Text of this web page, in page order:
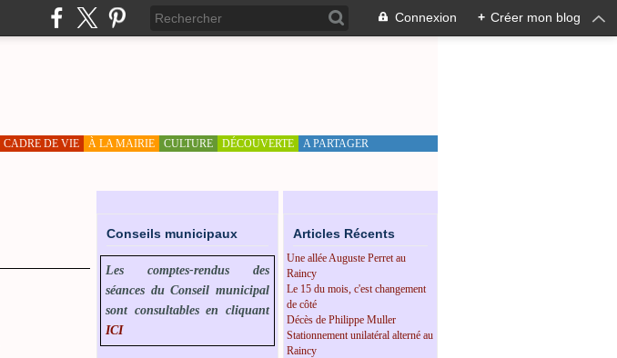
Connexion + Créer mon blog
CADRE DE VIE À LA MAIRIE CULTURE DÉCOUVERTE A PARTAGER
Conseils municipaux
Les comptes-rendus des
séances du Conseil municipal
sont consultables en cliquant
ICI
Articles Récents
Une allée Auguste Perret au
Raincy
Le 15 du mois, c'est changement
de côté
Décès de Philippe Muller
Stationnement unilatéral alterné au
Raincy